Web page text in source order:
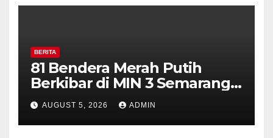
BERITA
81 Bendera Merah Putih
Berkibar di MIN 3 Semarang,
Bhabinkamtibmas Desa
Timpik Hadiri Peringatan
HUT ke-81 Kemerdekaan RI
AUGUST 5, 2026 ADMIN